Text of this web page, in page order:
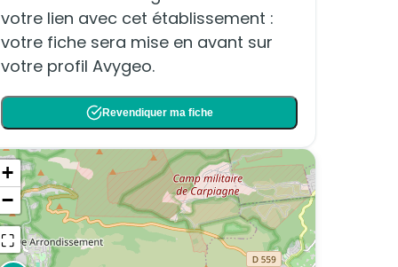
votre lien avec cet établissement :
votre fiche sera mise en avant sur
votre profil Avygeo.
Revendiquer ma fiche
+
−
⛶